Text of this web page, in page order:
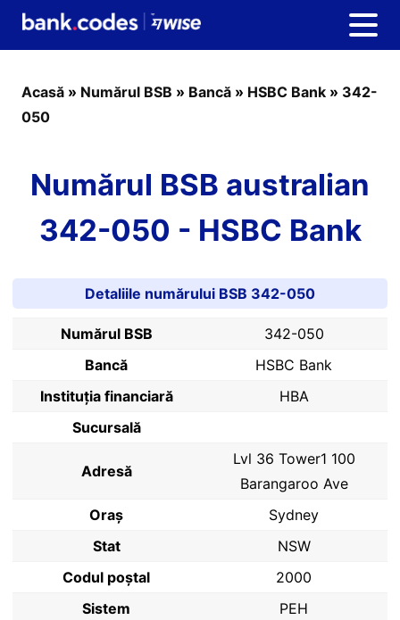
Acasă » Numărul BSB » Bancă » HSBC Bank » 342-
050
Numărul BSB australian
342-050 - HSBC Bank
Detaliile numărului BSB 342-050
Numărul BSB
342-050
Bancă
HSBC Bank
Instituția financiară
HBA
Sucursală
Adresă
Lvl 36 Tower1 100
Barangaroo Ave
Oraș
Sydney
Stat
NSW
Codul poştal
2000
Sistem
PEH